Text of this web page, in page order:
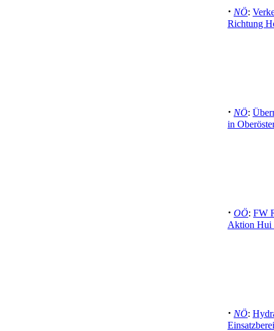
· NÖ:
Richtung
· NÖ:
in
· OÖ: FW
Aktion Hui
· NÖ: